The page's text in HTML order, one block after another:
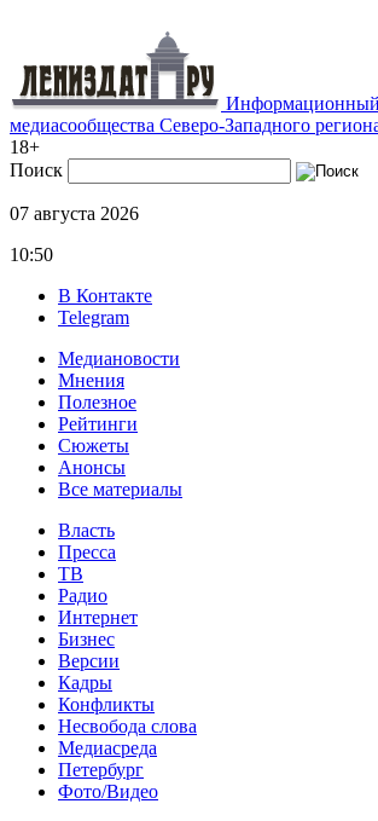
медиасообщества Северо-Западного
18+
Поиск
07 августа 2026
10:50
В Контакте
Telegram
Медиановости
Мнения
Полезное
Рейтинги
Сюжеты
Анонсы
Все материалы
Власть
Пресса
ТВ
Радио
Интернет
Бизнес
Версии
Кадры
Конфликты
Несвобода слова
Медиасреда
Петербург
Фото/Видео